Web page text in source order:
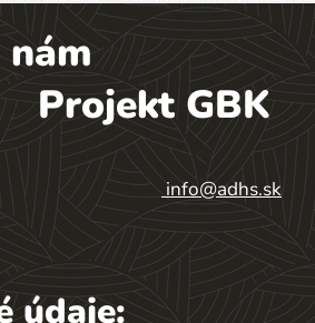
Projekt GBK
info@adhs.sk
údaje: